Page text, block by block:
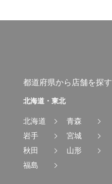
都道府県から店舗を探す
北海道・東北
北海道
青森
岩手
宮城
秋田
山形
福島